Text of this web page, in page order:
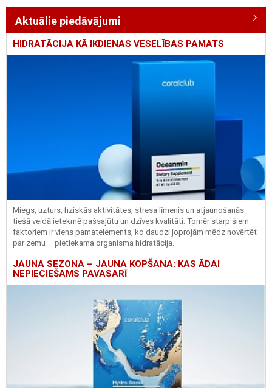
Aktuālie piedāvājumi
HIDRATĀCIJA KĀ IKDIENAS VESELĪBAS PAMATS
Miegs, uzturs, fiziskās aktivitātes, stresa līmenis un atjaunošanās
tiešā veidā ietekmē pašsajūtu un dzīves kvalitāti. Tomēr starp šiem
faktoriem ir viens pamatelements, ko daudzi joprojām mēdz novērtēt
par zemu – pietiekama organisma hidratācija.
JAUNA SEZONA – JAUNA KOPŠANA: KAS ĀDAI
NEPIECIEŠAMS PAVASARĪ